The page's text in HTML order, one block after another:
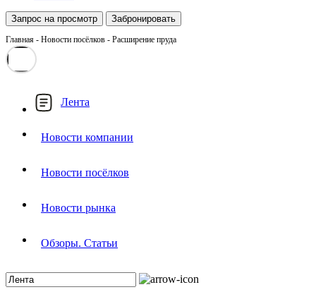
Запрос на просмотр Забронировать
Главная - Новости посёлков - Расширение пруда
Лента
Новости компании
Новости посёлков
Новости рынка
Обзоры. Статьи